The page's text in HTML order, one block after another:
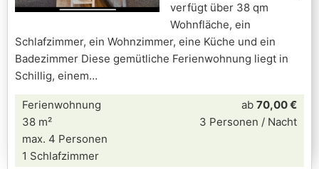
verfügt über 38 qm
Wohnfläche, ein
Schlafzimmer, ein Wohnzimmer, eine Küche und ein
Badezimmer Diese gemütliche Ferienwohnung liegt in
Schillig, einem
Ferienwohnung
38 m²
max. 4 Personen
1 Schlafzimmer
ab 70,00 €
3 Personen / Nacht